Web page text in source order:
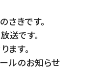
さきです。
送です。
ます。
ルのお知らせ